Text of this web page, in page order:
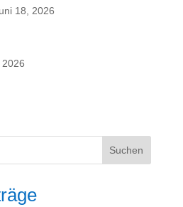
18, 2026
Suchen